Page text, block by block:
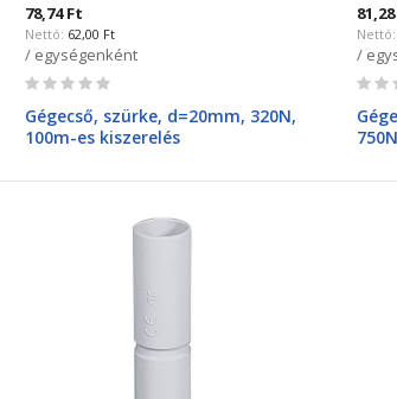
78,74 Ft
62,00 Ft
/ egységenként
Rating:
Gégecső, szürke, d=20mm, 320N,
100m-es kiszerelés
/